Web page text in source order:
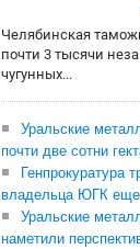
Челябинская
почти 3 тысячи
чугунных...
Уральские
почти две сотни
Генпрокуратура
владельца ЮГК
Уральские
наметили